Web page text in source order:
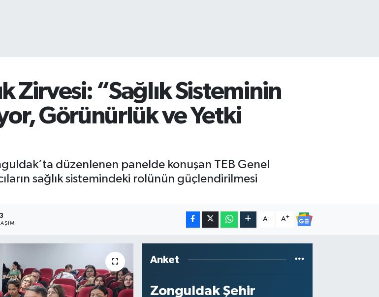
Zirvesi: “Sağlık Sisteminin
Görünürlük ve Yetki
düzenlenen panelde konuşan TEB Genel
sağlık sistemindeki rolünün güçlendirilmesi
3 A- A+
Anket
Zonguldak Şehir